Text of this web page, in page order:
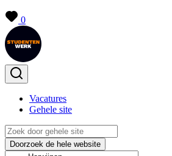
0
Vacatures
Gehele site